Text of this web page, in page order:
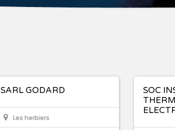
SARL GODARD
Les herbiers
SOC